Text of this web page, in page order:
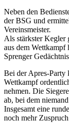
Neben den
der BSG und
Vereinsmeister.
Als stärkster Kegler
aus dem Wettkampf
Sprenger
Bei der Apres-Party
Wettkampf
nehmen. Die
ab, bei dem
Insgesamt eine
noch mehr